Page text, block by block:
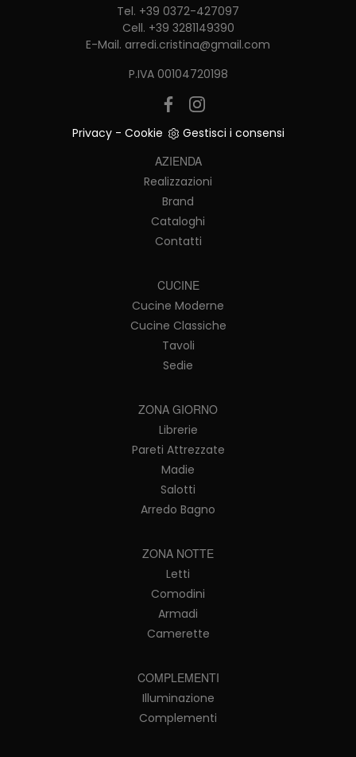
Tel. +39 0372-427097
Cell. +39 3281149390
E-Mail. arredi.cristina@gmail.com
P.IVA 00104720198
Privacy- Cookie
Gestisci i consensi
AZIENDA
Realizzazioni
Brand
Cataloghi
Contatti
CUCINE
Cucine Moderne
Cucine Classiche
Tavoli
Sedie
ZONA GIORNO
Librerie
Pareti Attrezzate
Madie
Salotti
Arredo Bagno
ZONA NOTTE
Letti
Comodini
Armadi
Camerette
COMPLEMENTI
Illuminazione
Complementi